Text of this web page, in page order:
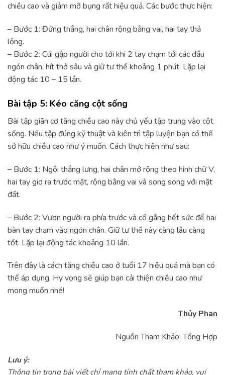
chiều cao và giảm mỡ bụng rất hiệu quả. Các bước thực hiện:
– Bước 1: Đứng thẳng, hai chân rộng bằng vai, hai tay thả
lỏng.
– Bước 2: Cúi gập người cho tới khi 2 tay chạm tới các đầu
ngón chân, hít thở sâu và giữ tư thế khoảng 1 phút. Lặp lại
động tác 10 – 15 lần.
Bài tập 5: Kéo căng cột sống
Bài tập giãn cơ tăng chiều cao này chủ yếu tập trung vào cột
sống. Nếu tập đúng kỹ thuật và kiên trì tập luyện bạn có thể
sở hữu chiều cao như ý muốn. Cách thực hiện như sau:
– Bước 1: Ngồi thẳng lưng, hai chân mở rộng theo hình chữ V,
hai tay giơ ra trước mặt, rộng bằng vai và song song với mặt
đất.
– Bước 2: Vươn người ra phía trước và cố gắng hết sức để hai
bàn tay chạm vào ngón chân. Giữ tư thế này càng lâu càng
tốt. Lặp lại động tác khoảng 10 lần.
Trên đây là cách tăng chiều cao ở tuổi 17 hiệu quả mà bạn có
thể áp dụng. Hy vọng sẽ giúp bạn cải thiện chiều cao như
mong muốn nhé!
Thủy Phan
Nguồn Tham Khảo: Tổng Hợp
Lưu ý:
Thông tin trong bài viết chỉ mang tính chất tham khảo, vui